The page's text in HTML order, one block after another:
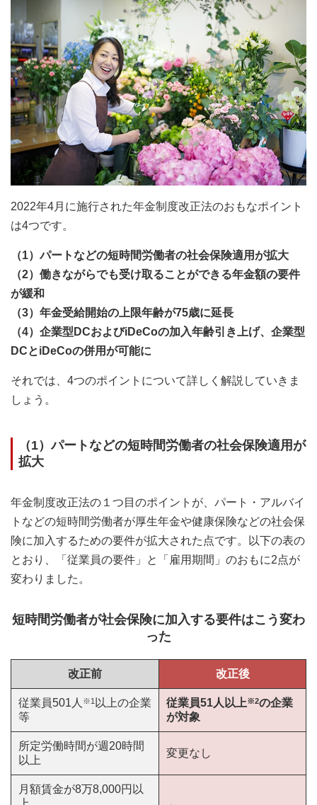
2022年4月に施行された年金制度改正法のおもなポイント
は4つです。
（1）パートなどの短時間労働者の社会保険適用が拡大
（2）働きながらでも受け取ることができる年金額の要件
が緩和
（3）年金受給開始の上限年齢が75歳に延長
（4）企業型DCおよびiDeCoの加入年齢引き上げ、企業型
DCとiDeCoの併用が可能に
それでは、4つのポイントについて詳しく解説していきま
しょう。
（1）パートなどの短時間労働者の社会保険適用が
拡大
年金制度改正法の１つ目のポイントが、パート・アルバイ
トなどの短時間労働者が厚生年金や健康保険などの社会保
険に加入するための要件が拡大された点です。以下の表の
とおり、「従業員の要件」と「雇用期間」のおもに2点が
変わりました。
短時間労働者が社会保険に加入する要件はこう変わ
った
改正前 改正後
従業員501人 ※1 以上の企業
等
従業員51人以上※2の企業
が対象
所定労働時間が週20時間
以上
変更なし
月額賃金が8万8,000円以